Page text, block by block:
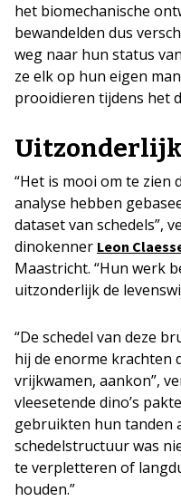
het biomechanische
bewandelden dus
weg naar hun status
ze elk op hun eigen
prooidieren tijdens het
“Het is mooi om te zien
analyse hebben
dataset van schedels”,
dinokenner Leon
Maastricht. “Hun werk
uitzonderlijk de
“De schedel van deze
hij de enorme krachten
vrijkwamen, aankon”,
vleesetende dino’s
gebruikten hun tanden
schedelstructuur was
te verpletteren of
houden.”